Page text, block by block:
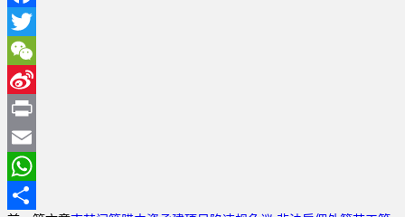
Facebook
Twitter
WeChat
Sina
Weibo
Print
Email
WhatsApp